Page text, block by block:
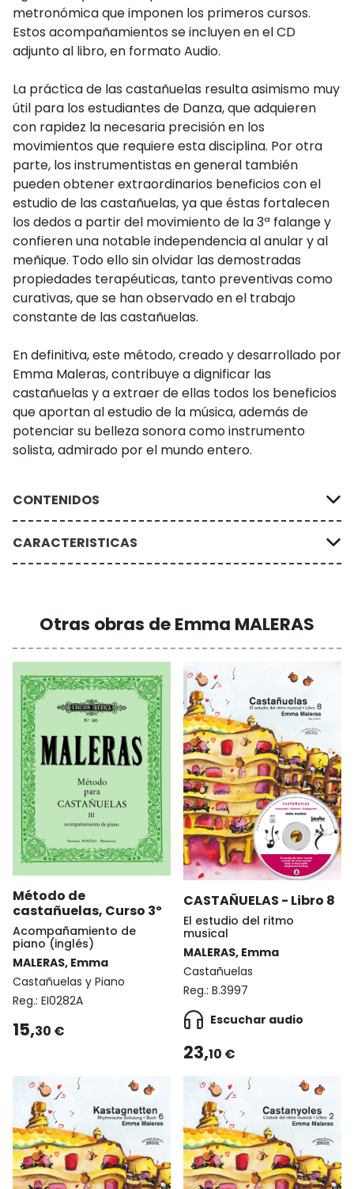
metronómica que imponen los primeros cursos.
Estos acompañamientos se incluyen en el CD
adjunto al libro, en formato Audio.
La práctica de las castañuelas resulta asimismo muy
útil para los estudiantes de Danza, que adquieren
con rapidez la necesaria precisión en los
movimientos que requiere esta disciplina. Por otra
parte, los instrumentistas en general también
pueden obtener extraordinarios beneficios con el
estudio de las castañuelas, ya que éstas fortalecen
los dedos a partir del movimiento de la 3ª falange y
confieren una notable independencia al anular y al
meñique. Todo ello sin olvidar las demostradas
propiedades terapéuticas, tanto preventivas como
curativas, que se han observado en el trabajo
constante de las castañuelas.
En definitiva, este método, creado y desarrollado por
Emma Maleras, contribuye a dignificar las
castañuelas y a extraer de ellas todos los beneficios
que aportan al estudio de la música, además de
potenciar su belleza sonora como instrumento
solista, admirado por el mundo entero.
CONTENIDOS
CARACTERISTICAS
Otras obras de Emma MALERAS
Método de
castañuelas, Curso 3º
Acompañamiento de
piano (inglés)
MALERAS, Emma
Castañuelas y Piano
Reg.: EI0282A
15,30 €
CASTAÑUELAS - Libro 8
El estudio del ritmo
musical
MALERAS, Emma
Castañuelas
Reg.: B.3997
Escuchar audio
23,10 €